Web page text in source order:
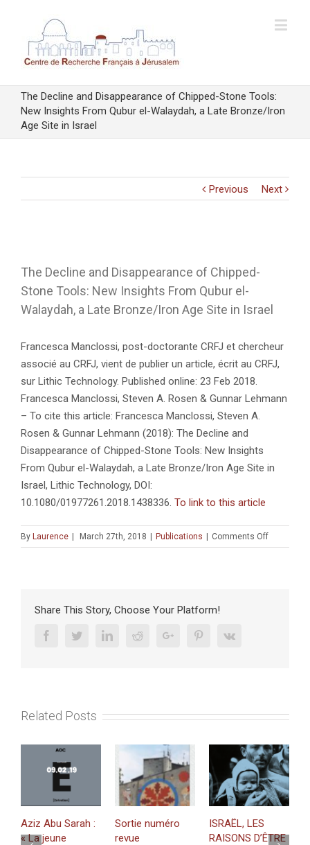
The Decline and Disappearance of Chipped-Stone Tools:
New Insights From Qubur el-Walaydah, a Late Bronze/Iron
Age Site in Israel
Previous Next
Larger
Image
The Decline and Disappearance of Chipped-
Stone Tools: New Insights From Qubur el-
Walaydah, a Late Bronze/Iron Age Site in Israel
Francesca Manclossi, post-doctorante CRFJ et chercheur
associé au CRFJ, vient de publier un article, écrit au CRFJ,
sur Lithic Technology. Published online: 23 Feb 2018.
Francesca Manclossi, Steven A. Rosen & Gunnar Lehmann
– To cite this article: Francesca Manclossi, Steven A.
Rosen & Gunnar Lehmann (2018): The Decline and
Disappearance of Chipped-Stone Tools: New Insights
From Qubur el-Walaydah, a Late Bronze/Iron Age Site in
Israel, Lithic Technology, DOI:
10.1080/01977261.2018.1438336. To link to this article
By Laurence March 27th, 2018 Publications Comments Offon
The
el-
a
Late
Bronze/
Age
Site
Share This Story, Choose Your Platform!
FacebookTwitterLinkedinRedditGoogle+ PinterestVk
Related Posts
Aziz Abu Sarah :
« La jeune
Sortie numéro
revue
ISRAËL, LES
RAISONS D’ÊTRE